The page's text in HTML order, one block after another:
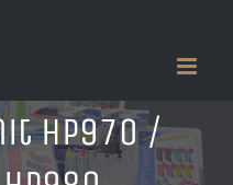
HP970 /